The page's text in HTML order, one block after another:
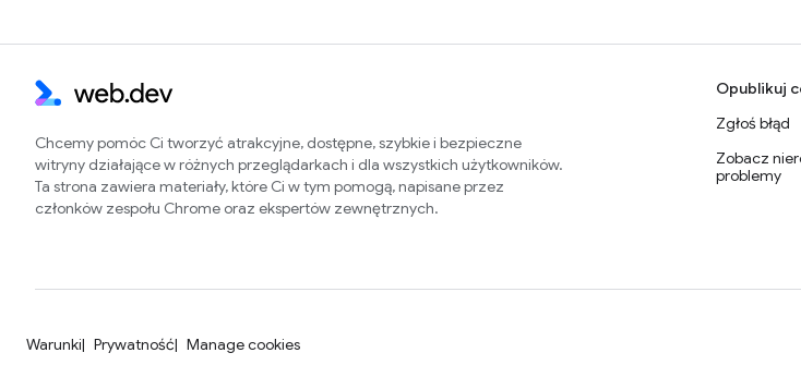
Chcemy pomóc Ci tworzyć atrakcyjne, dostępne, szybkie i bezpieczne
witryny działające w różnych przeglądarkach i dla wszystkich użytkowników.
Ta strona zawiera materiały, które Ci w tym pomogą, napisane przez
członków zespołu Chrome oraz ekspertów zewnętrznych.
Opublikuj
Zgłoś błąd
Zobacz
problemy
Warunki Prywatność Manage cookies